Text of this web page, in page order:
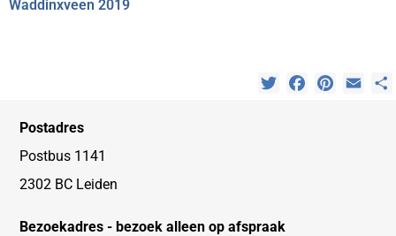
Waddinxveen 2019
TwitterFacebookPinterest
Postadres
Postbus 1141
2302 BC Leiden
Bezoekadres - bezoek alleen op afspraak